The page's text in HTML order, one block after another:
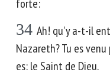
forte:
34 Ah! qu'y a-t-il
Nazareth? Tu es
es: le Saint de Dieu.